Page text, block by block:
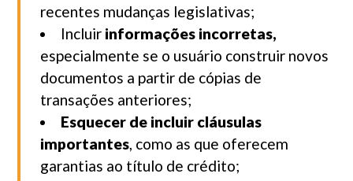
recentes mudanças legislativas;
Incluir informações incorretas,
especialmente se o usuário construir novos
documentos a partir de cópias de
transações anteriores;
Esquecer de incluir cláusulas
importantes, como as que oferecem
garantias ao título de crédito;